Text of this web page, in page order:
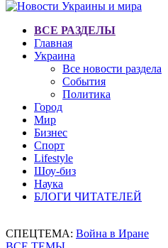
ВСЕ РАЗДЕЛЫ
Главная
Украина
Все новости раздела
События
Политика
Город
Мир
Бизнес
Спорт
Lifestyle
Шоу-биз
Наука
БЛОГИ ЧИТАТЕЛЕЙ
СПЕЦТЕМА: Война в Иране